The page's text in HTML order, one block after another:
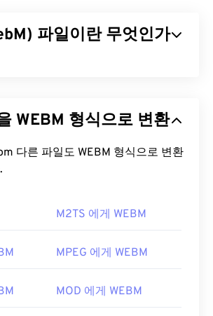
스를 받아 관리하는CSS(Content
파일은 Cyberlink PowerDVD 에서
PowerDVD는 노트북, 데스크톱,
가전제품에 자주 설치되는 플레이
어야 합니다.
생을 지원하는 모든 플레이어에서
할 수 있으며, 모바일을 포함한 다
파일이란 무엇인가
, 캡션, 자막, 메타데이터 태그, 스트
합니다. WEBM은 비디오 스트림을
덱으로, 오디오 스트림을
을 어떻게 여나요?
이어 MPlayer는모든 운영 체제
은 방법으로는 Microsoft Windows
Elmedia가
다른 파일을 WEBM 형식으로 변환
도 WEBM 형식으로 변환
M2TS 에게 WEBM
MPEG 에게 WEBM
MOD 에게 WEBM